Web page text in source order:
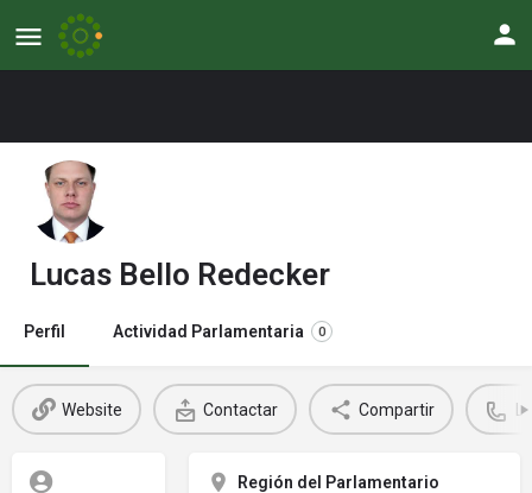
Lucas Bello Redecker
Perfil Actividad Parlamentaria 0
Website Contactar Compartir
Región del Parlamentario